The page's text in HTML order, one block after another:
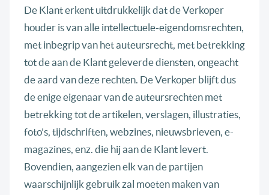
De Klant erkent uitdrukkelijk dat de Verkoper
houder is van alle intellectuele-eigendomsrechten,
met inbegrip van het auteursrecht, met betrekking
tot de aan de Klant geleverde diensten, ongeacht
de aard van deze rechten. De Verkoper blijft dus
de enige eigenaar van de auteursrechten met
betrekking tot de artikelen, verslagen, illustraties,
foto’s, tijdschriften, webzines, nieuwsbrieven, e-
magazines, enz. die hij aan de Klant levert.
Bovendien, aangezien elk van de partijen
waarschijnlijk gebruik zal moeten maken van